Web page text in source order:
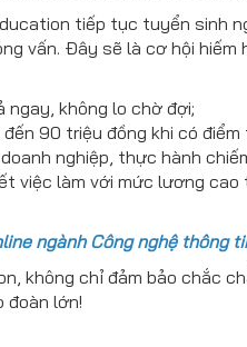
tiếp tục tuyển sinh
vấn. Đây sẽ là cơ hội
ngay, không lo chờ đợi;
90 triệu đồng khi có
nghiệp, thực hành
việc làm với mức lương
ngành Công nghệ thông
không chỉ đảm bảo chắc
đoàn lớn!